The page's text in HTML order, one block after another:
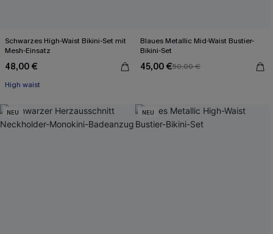
Schwarzes High-Waist Bikini-Set mit
Mesh-Einsatz
48,00 €
High waist
Blaues Metallic Mid-Waist Bustier-
Bikini-Set
45,00 €50,00 €
NEU NEU